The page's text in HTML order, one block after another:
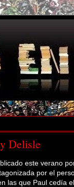
Delisle
este verano
por el
las que Paul cedía